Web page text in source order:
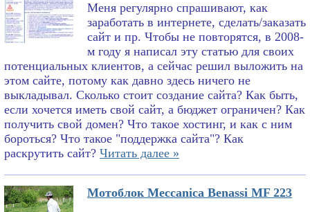
Меня регулярно спрашивают, как
заработать в интернете, сделать/заказать
сайт и пр. Чтобы не повторятся, в 2008-
м году я написал эту статью для своих
потенциальных клиентов, а сейчас решил выложить на
этом сайте, потому как давно здесь ничего не
выкладывал. Сколько стоит создание сайта? Как быть,
если хочется иметь свой сайт, а бюджет ограничен? Как
получить свой домен? Что такое хостинг, и как с ним
бороться? Что такое "поддержка сайта"? Как
раскрутить сайт? Читать далее »
Мотоблок Meccanica Benassi MF 223